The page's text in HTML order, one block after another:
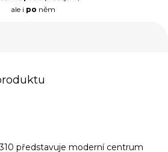
ale i po něm
představuje moderní centrum